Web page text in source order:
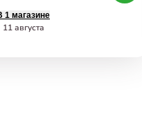
1 магазине
11 августа